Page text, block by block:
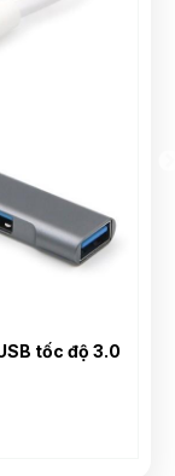
(IPS, 75Ghz,